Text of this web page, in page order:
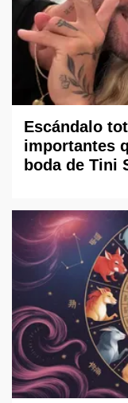
Escándalo
importantes
boda de Tini